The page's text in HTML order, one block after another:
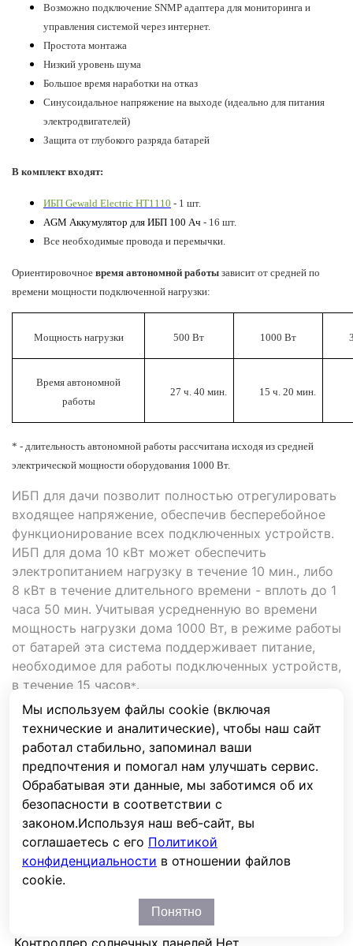
Мы используем файлы cookie (включая
технические и аналитические), чтобы наш сайт
работал стабильно, запоминал ваши
предпочтения и помогал нам улучшать сервис.
Обрабатывая эти данные, мы заботимся об их
безопасности в соответствии с
законом.Используя наш веб-сайт, вы
соглашаетесь с его Политикой
конфиденциальности в отношении файлов
cookie.
Понятно
Возможно подключение SNMP адаптера для мониторинга и
управления системой через интернет.
Простота монтажа
Низкий уровень шума
Большое время наработки на отказ
Синусоидальное напряжение на выходе (идеально для питания
электродвигателей)
Защита от глубокого разряда батарей
В комплект входят:
ИБП Gewald Electric HT1110 - 1 шт.
AGM Аккумулятор для ИБП 100 Ач - 16 шт.
Все необходимые провода и перемычки.
Ориентировочное время автономной работы зависит от средней по
времени мощности подключенной нагрузки:
Мощность нагрузки 500 Вт 1000 Вт
Время автономной
работы
27 ч. 40 мин. 15 ч. 20 мин.
* - длительность автономной работы рассчитана исходя из средней
электрической мощности оборудования 1000 Вт.
ИБП для дачи позволит полностью отрегулировать
входящее напряжение, обеспечив бесперебойное
функционирование всех подключенных устройств.
ИБП для дома 10 кВт может обеспечить
электропитанием нагрузку в течение 10 мин., либо
8 кВт в течение длительного времени - вплоть до 1
часа 50 мин. Учитывая усредненную во времени
мощность нагрузки дома 1000 Вт, в режиме работы
от батарей эта система поддерживает питание,
необходимое для работы подключенных устройств,
в течение 15 часов*.
Характеристики
Мощность, кВА
10
Мощность, кВт
9
Кол-во фаз, вх. : вых.
1:1
Технология
Онлайн
Аккумуляторы
Внешние
Емкость, Ач.
Ток зарядного устройства, А